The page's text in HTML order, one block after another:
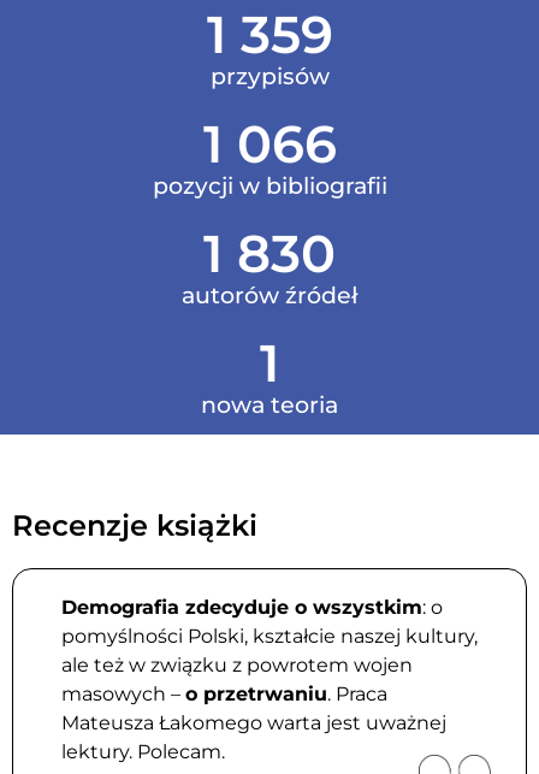
przypisów
1 359
pozycji w bibliografii
1 066
autorów źródeł
1 830
nowa teoria
1
Recenzje książki
Demografia zdecyduje o wszystkim: o
pomyślności Polski, kształcie naszej kultury,
ale też w związku z powrotem wojen
masowych – o przetrwaniu. Praca
Mateusza Łakomego warta jest uważnej
lektury. Polecam.